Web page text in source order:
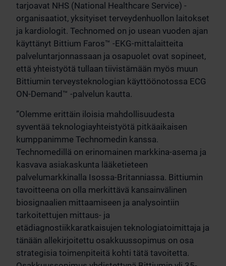
tarjoavat NHS (National Healthcare Service) -
organisaatiot, yksityiset terveydenhuollon laitokset
ja kardiologit. Technomed on jo usean vuoden ajan
käyttänyt Bittium Faros™ -EKG-mittalaitteita
palveluntarjonnassaan ja osapuolet ovat sopineet,
että yhteistyötä tullaan tiivistämään myös muun
Bittiumin terveysteknologian käyttöönotossa ECG
ON-Demand™ -palvelun kautta.
”Olemme erittäin iloisia mahdollisuudesta
syventää teknologiayhteistyötä pitkäaikaisen
kumppanimme Technomedin kanssa.
Technomedillä on erinomainen markkina-asema ja
kasvava asiakaskunta lääketieteen
palvelumarkkinalla Isossa-Britanniassa. Bittiumin
tavoitteena on olla merkittävä kansainvälinen
biosignaalien mittaamiseen ja analysointiin
tarkoitettujen mittaus- ja
etädiagnostiikkaratkaisujen teknologiatoimittaja ja
tänään allekirjoitettu osakkuussopimus on osa
strategisia toimenpiteitä kohti tätä tavoitetta.